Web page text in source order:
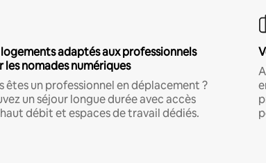
logements adaptés aux professionnels
les nomades numériques
êtes un professionnel en déplacement ?
un séjour longue durée avec accès
débit et espaces de travail dédiés.